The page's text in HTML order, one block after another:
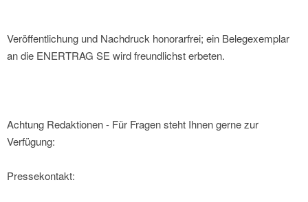
Veröffentlichung und Nachdruck honorarfrei; ein Belegexemplar
an die ENERTRAG SE wird freundlichst erbeten.
Achtung Redaktionen - Für Fragen steht Ihnen gerne zur
Verfügung:
Pressekontakt: